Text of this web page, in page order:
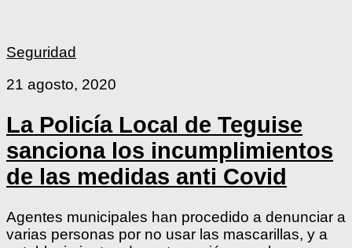
Seguridad
21 agosto, 2020
La Policía Local de Teguise
sanciona los incumplimientos
de las medidas anti Covid
Agentes municipales han procedido a denunciar a
varias personas por no usar las mascarillas, y a